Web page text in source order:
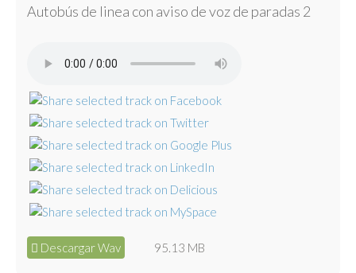
Autobús de linea con aviso de voz de paradas 2
Descargar Wav 95.13 MB